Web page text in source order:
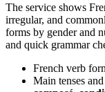
The service shows
irregular, and
forms by gender and
and quick grammar
French verb
Main tenses